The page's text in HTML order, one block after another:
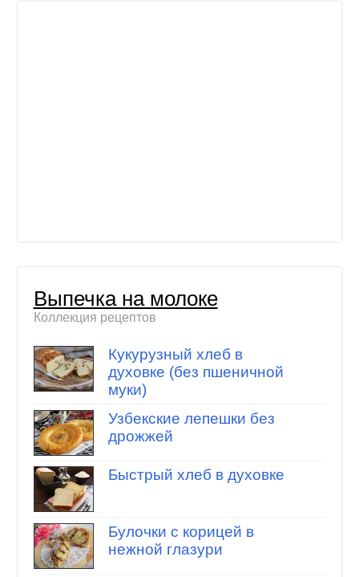
Выпечка на молоке
Коллекция рецептов
Кукурузный хлеб в
духовке (без пшеничной
муки)
Узбекские лепешки без
дрожжей
Быстрый хлеб в духовке
Булочки с корицей в
нежной глазури